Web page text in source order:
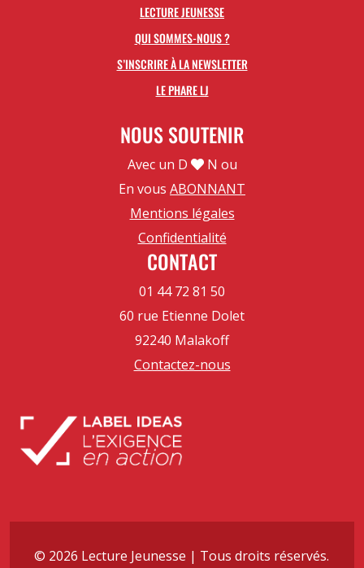
LECTURE JEUNESSE
QUI SOMMES-NOUS ?
S’INSCRIRE À LA NEWSLETTER
LE PHARE LJ
NOUS SOUTENIR
Avec un D
N ou
En vous ABONNANT
Mentions légales
Confidentialité
CONTACT
01 44 72 81 50
60 rue Etienne Dolet
92240 Malakoff
Contactez-nous
© 2026 Lecture Jeunesse | Tous droits réservés.